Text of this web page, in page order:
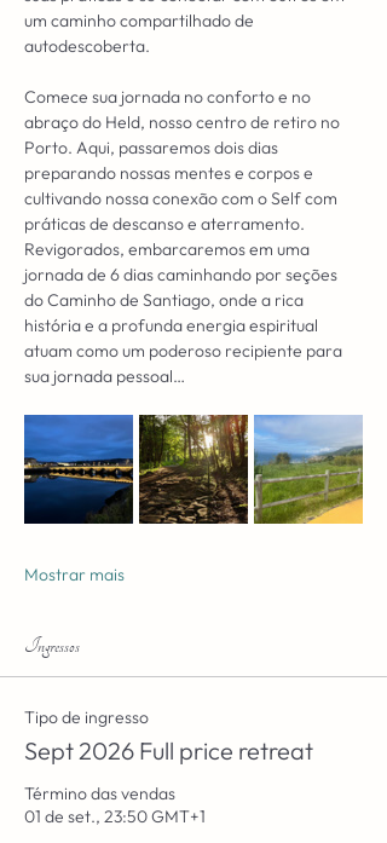
um caminho compartilhado de
autodescoberta.
Comece sua jornada no conforto e no
abraço do Held, nosso centro de retiro no
Porto. Aqui, passaremos dois dias
preparando nossas mentes e corpos e
cultivando nossa conexão com o Self com
práticas de descanso e aterramento.
Revigorados, embarcaremos em uma
jornada de 6 dias caminhando por seções
do Caminho de Santiago, onde a rica
história e a profunda energia espiritual
atuam como um poderoso recipiente para
sua jornada pessoal…
Mostrar mais
Ingressos
Tipo de ingresso
Sept 2026 Full price retreat
Término das vendas
01 de set., 23:50 GMT+1